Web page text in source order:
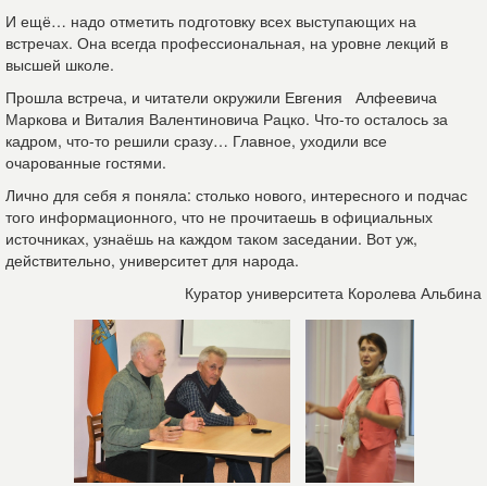
И ещё… надо отметить подготовку всех выступающих на
встречах. Она всегда профессиональная, на уровне лекций в
высшей школе.
Прошла встреча, и читатели окружили Евгения Алфеевича
Маркова и Виталия Валентиновича Рацко. Что-то осталось за
кадром, что-то решили сразу… Главное, уходили все
очарованные гостями.
Лично для себя я поняла: столько нового, интересного и подчас
того информационного, что не прочитаешь в официальных
источниках, узнаёшь на каждом таком заседании. Вот уж,
действительно, университет для народа.
Куратор университета Королева Альбина